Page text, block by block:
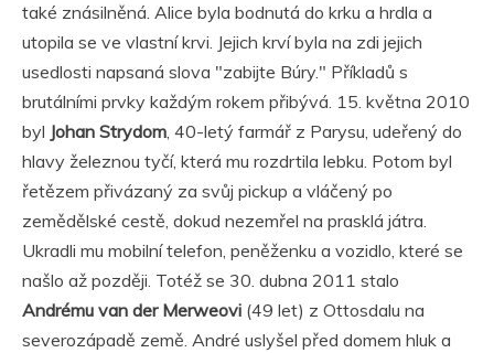
také znásilněná. Alice byla bodnutá do krku a hrdla a
utopila se ve vlastní krvi. Jejich krví byla na zdi jejich
usedlosti napsaná slova "zabijte Búry." Příkladů s
brutálními prvky každým rokem přibývá. 15. května 2010
byl Johan Strydom, 40-letý farmář z Parysu, udeřený do
hlavy železnou tyčí, která mu rozdrtila lebku. Potom byl
řetězem přivázaný za svůj pickup a vláčený po
zemědělské cestě, dokud nezemřel na prasklá játra.
Ukradli mu mobilní telefon, peněženku a vozidlo, které se
našlo až později. Totéž se 30. dubna 2011 stalo
Andrému van der Merweovi (49 let) z Ottosdalu na
severozápadě země. André uslyšel před domem hluk a